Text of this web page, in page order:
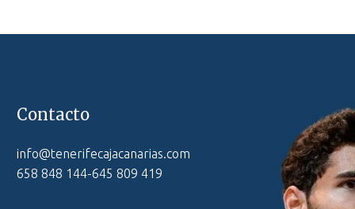
Contacto
info@tenerifecajacanarias.com
658 848 144-645 809 419